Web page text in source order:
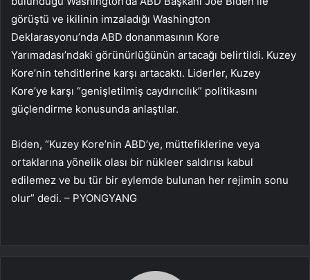
görüştü ve ikilinin imzaladığı Washington
Deklarasyonu’nda ABD donanmasının Kore
Yarımadası’ndaki görünürlüğünün artacağı belirtildi. Kuzey
Kore’nin tehditlerine karşı artacaktı. Liderler, Kuzey
Kore’ye karşı “genişletilmiş caydırıcılık” politikasını
güçlendirme konusunda anlaştılar.
Biden, “Kuzey Kore’nin ABD’ye, müttefiklerine veya
ortaklarına yönelik olası bir nükleer saldırısı kabul
edilemez ve bu tür bir eylemde bulunan her rejimin sonu
olur” dedi. – PYONGYANG